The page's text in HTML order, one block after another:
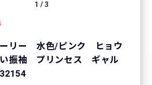
1 /3
ーリー 水色/ピンク ヒョウ
振袖 プリンセス ギャル